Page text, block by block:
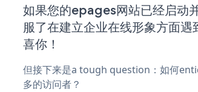
如果您的epages网站已经启动
服了在建立企业在线形象方面
喜你！
但接下来是a tough question：如何
多的访问者？